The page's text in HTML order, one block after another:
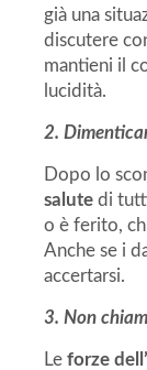
già una
discutere
mantieni il
lucidità.
2.
Dopo lo
salute di
o è ferito,
Anche se i
accertarsi.
3. Non
Le forze